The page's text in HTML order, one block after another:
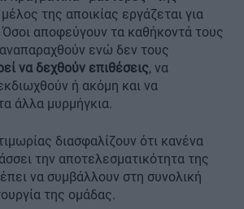
της αποικίας εργάζεται για
Όσοι αποφεύγουν τα καθήκοντά τους
ενώ δεν τους
να δεχθούν επιθέσεις, να
ή ακόμη και να
άλλα μυρμήγκια.
διασφαλίζουν ότι κανένα
την αποτελεσματικότητα της
να συμβάλλουν στη συνολική
της ομάδας.